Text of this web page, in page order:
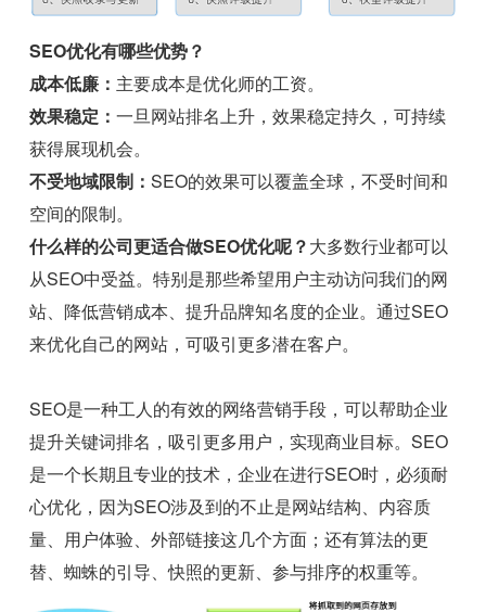
SEO优化有哪些优势？
成本低廉： 主要成本是优化师的工资。
效果稳定：一旦网站排名上升，效果稳定持久，可持续
获得展现机会。
不受地域限制：SEO的效果可以覆盖全球，不受时间和
空间的限制。
什么样的公司更适合做SEO优化呢？大多数行业都可以
从SEO中受益。特别是那些希望用户主动访问我们的网
站、降低营销成本、提升品牌知名度的企业。通过SEO
来优化自己的网站，可吸引更多潜在客户。
SEO是一种工人的有效的网络营销手段，可以帮助企业
提升关键词排名，吸引更多用户，实现商业目标。SEO
是一个长期且专业的技术，企业在进行SEO时，必须耐
心优化，因为SEO涉及到的不止是网站结构、内容质
量、用户体验、外部链接这几个方面；还有算法的更
替、蜘蛛的引导、快照的更新、参与排序的权重等。